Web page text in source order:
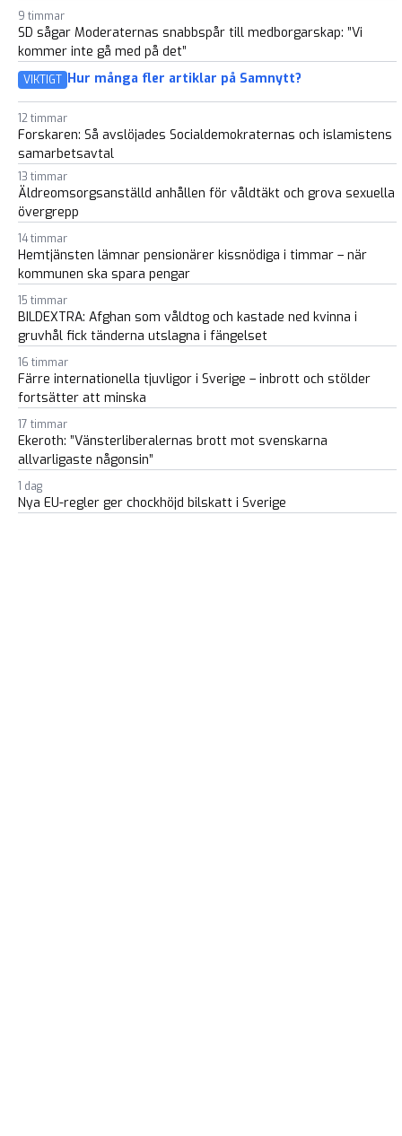
9 timmar
SD sågar Moderaternas snabbspår till medborgarskap: ”Vi
kommer inte gå med på det”
VIKTIGT Hur många fler artiklar på Samnytt?
12 timmar
Forskaren: Så avslöjades Socialdemokraternas och islamistens
samarbetsavtal
13 timmar
Äldreomsorgsanställd anhållen för våldtäkt och grova sexuella
övergrepp
14 timmar
Hemtjänsten lämnar pensionärer kissnödiga i timmar – när
kommunen ska spara pengar
15 timmar
BILDEXTRA: Afghan som våldtog och kastade ned kvinna i
gruvhål fick tänderna utslagna i fängelset
16 timmar
Färre internationella tjuvligor i Sverige – inbrott och stölder
fortsätter att minska
17 timmar
Ekeroth: ”Vänsterliberalernas brott mot svenskarna
allvarligaste någonsin”
1 dag
Nya EU-regler ger chockhöjd bilskatt i Sverige